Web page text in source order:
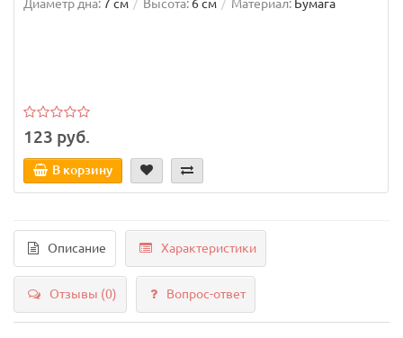
Диаметр дна: 7 см Высота: 6 см Материал: Бумага
123 руб.
В корзину
Описание Характеристики
Отзывы (0) Вопрос-ответ